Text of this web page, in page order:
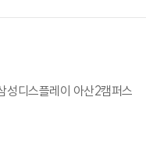
디스플레이 아산2캠퍼스